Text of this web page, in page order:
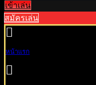
เข้าเล่น
สมัครเล่น
หน้าแรก